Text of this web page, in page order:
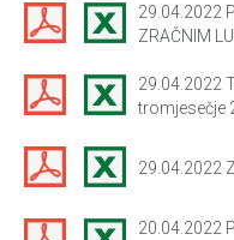
29.04.2022
ZRAČNIM
29.04.2022
tromjesečje
29.04.2022
20.04.2022